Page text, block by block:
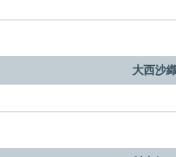
大西沙